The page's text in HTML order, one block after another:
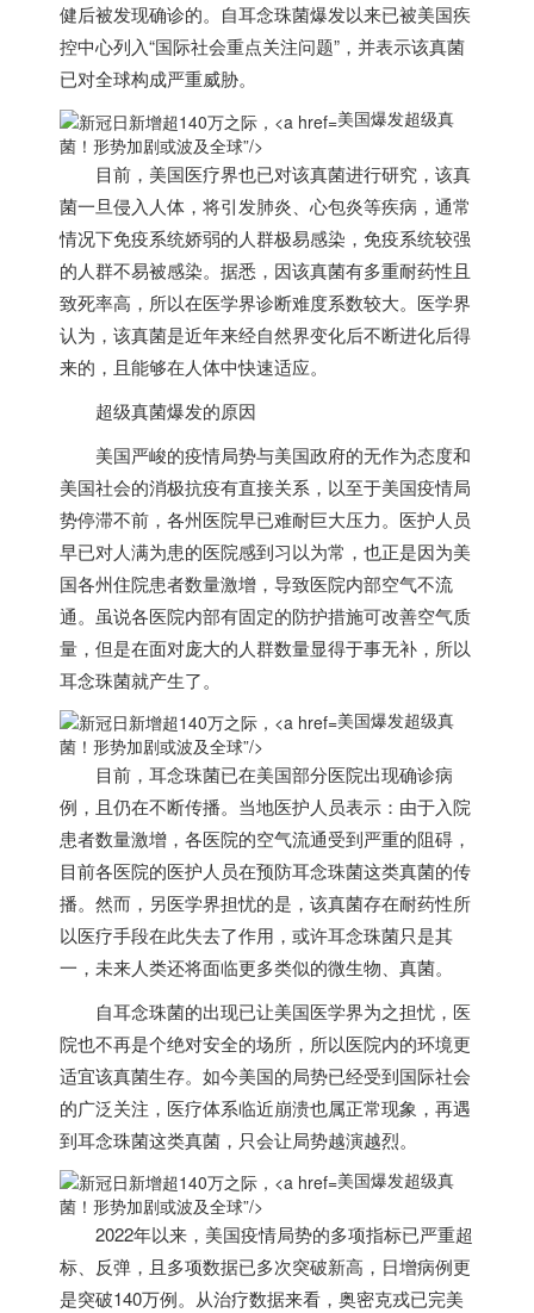
健后被发现确诊的。自耳念珠菌爆发以来已被美国疾
控中心列入“国际社会重点关注问题”，并表示该真菌
已对全球构成严重威胁。
美国爆发超级真
菌！形势加剧或波及全球”/>
目前， 美国医疗界也已对该真菌进行研究，该真
菌一旦侵入人体，将引发肺炎、心包炎等疾病，通常
情况下免疫系统娇弱的人群极易感染，免疫系统较强
的人群不易被感染。据悉，因该真菌有多重耐药性且
致死率高，所以在医学界诊断难度系数较大。医学界
认为，该真菌是近年来经自然界变化后不断进化后得
来的，且能够在人体中快速适应。
超级真菌爆发的原因
美国严峻的疫情局势与美国政府的无作为态度和
美国社会的消极抗疫有直接关系，以至于美国疫情局
势停滞不前，各州医院早已难耐巨大压力。医护人员
早已对人满为患的医院感到习以为常，也正是因为美
国各州住院患者数量激增，导致医院内部空气不流
通。虽说各医院内部有固定的防护措施可改善空气质
量，但是在面对庞大的人群数量显得于事无补，所以
耳念珠菌就产生了。
美国爆发超级真
菌！形势加剧或波及全球”/>
目前，耳念珠菌已在美国部分医院出现确诊病
例，且仍在不断传播。当地医护人员表示：由于入院
患者数量激增，各医院的空气流通受到严重的阻碍，
目前各医院的医护人员在预防耳念珠菌这类真菌的传
播。然而，另医学界担忧的是，该真菌存在耐药性所
以医疗手段在此失去了作用，或许耳念珠菌只是其
一，未来人类还将面临更多类似的微生物、真菌。
自耳念珠菌的出现已让美国医学界为之担忧，医
院也不再是个绝对安全的场所，所以医院内的环境更
适宜该真菌生存。如今美国的局势已经受到国际社会
的广泛关注，医疗体系临近崩溃也属正常现象，再遇
到耳念珠菌这类真菌，只会让局势越演越烈。
美国爆发超级真
菌！形势加剧或波及全球”/>
2022年以来， 美国疫情局势的多项指标已严重超
标、反弹，且多项数据已多次突破新高，日增病例更
是突破140万例。从治疗数据来看，奥密克戎已完美